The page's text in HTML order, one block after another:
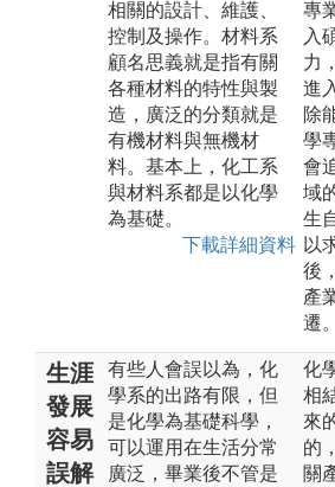
相關的設計、維護、
控制及操作。材料系
顧名思義就是指有關
各種材料的特性與製
造，廣泛的分類就是
有機材料與無機材
料。基本上，化工系
與材料系都是以化學
為基礎。
下載詳細資料
專
入
力
進
除
學
會
域
生
以
後
產
遷。
生涯
發展
容易
誤解
有些人會誤以為，化
學系的出路有限，但
是化學為基礎科學，
可以運用在生活分常
廣泛，畢業後不管是
化
相
來
的
關